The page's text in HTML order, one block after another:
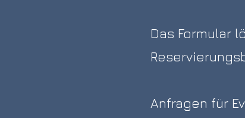
Das Formular
Anfragen für